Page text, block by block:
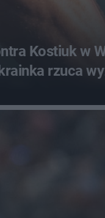
Kostiuk w
rzuca